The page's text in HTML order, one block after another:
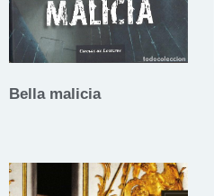
Bella malicia